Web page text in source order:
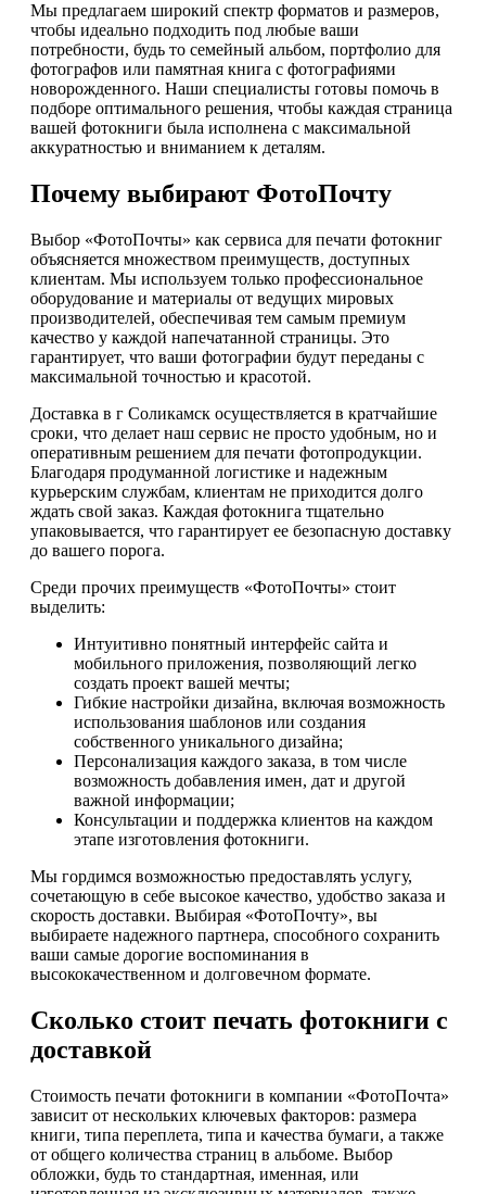
Мы предлагаем широкий спектр форматов и размеров,
чтобы идеально подходить под любые ваши
потребности, будь то семейный альбом, портфолио для
фотографов или памятная книга с фотографиями
новорожденного. Наши специалисты готовы помочь в
подборе оптимального решения, чтобы каждая страница
вашей фотокниги была исполнена с максимальной
аккуратностью и вниманием к деталям.
Почему выбирают ФотоПочту
Выбор «ФотоПочты» как сервиса для печати фотокниг
объясняется множеством преимуществ, доступных
клиентам. Мы используем только профессиональное
оборудование и материалы от ведущих мировых
производителей, обеспечивая тем самым премиум
качество у каждой напечатанной страницы. Это
гарантирует, что ваши фотографии будут переданы с
максимальной точностью и красотой.
Доставка в г Соликамск осуществляется в кратчайшие
сроки, что делает наш сервис не просто удобным, но и
оперативным решением для печати фотопродукции.
Благодаря продуманной логистике и надежным
курьерским службам, клиентам не приходится долго
ждать свой заказ. Каждая фотокнига тщательно
упаковывается, что гарантирует ее безопасную доставку
до вашего порога.
Среди прочих преимуществ «ФотоПочты» стоит
выделить:
Интуитивно понятный интерфейс сайта и
мобильного приложения, позволяющий легко
создать проект вашей мечты;
Гибкие настройки дизайна, включая возможность
использования шаблонов или создания
собственного уникального дизайна;
Персонализация каждого заказа, в том числе
возможность добавления имен, дат и другой
важной информации;
Консультации и поддержка клиентов на каждом
этапе изготовления фотокниги.
Мы гордимся возможностью предоставлять услугу,
сочетающую в себе высокое качество, удобство заказа и
скорость доставки. Выбирая «ФотоПочту», вы
выбираете надежного партнера, способного сохранить
ваши самые дорогие воспоминания в
высококачественном и долговечном формате.
Сколько стоит печать фотокниги с
доставкой
Стоимость печати фотокниги в компании «ФотоПочта»
зависит от нескольких ключевых факторов: размера
книги, типа переплета, типа и качества бумаги, а также
от общего количества страниц в альбоме. Выбор
обложки, будь то стандартная, именная, или